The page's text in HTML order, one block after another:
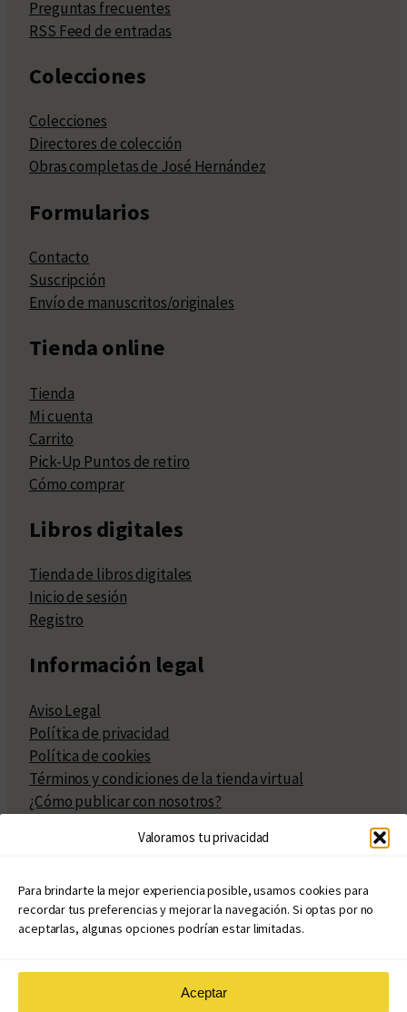
Valoramos tu privacidad
Para brindarte la mejor experiencia posible, usamos cookies para
recordar tus preferencias y mejorar la navegación. Si optas por no
aceptarlas, algunas opciones podrían estar limitadas.
Aceptar
Preguntas frecuentes
RSS Feed de entradas
Colecciones
Colecciones
Directores de colección
Obras completas de José Hernández
Formularios
Contacto
Suscripción
Envío de manuscritos/originales
Tienda online
Tienda
Mi cuenta
Carrito
Pick-Up Puntos de retiro
Cómo comprar
Libros digitales
Tienda de libros digitales
Inicio de sesión
Registro
Información legal
Aviso Legal
Política de privacidad
Política de cookies
Términos y condiciones de la tienda virtual
¿Cómo publicar con nosotros?
Políticas de publicación
Políticas de coedición
Atribuciones